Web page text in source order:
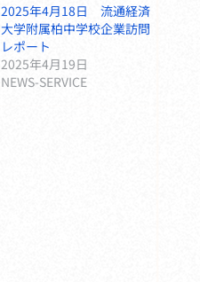
2025年4月18日 流通経済
大学附属柏中学校企業訪問
レポート
2025年4月19日
NEWS-SERVICE